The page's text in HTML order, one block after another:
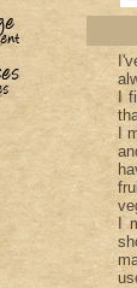
I
I
I